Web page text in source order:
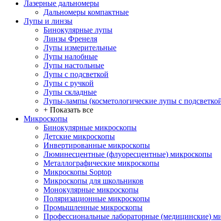
Лазерные дальномеры
Дальномеры компактные
Лупы и линзы
Бинокулярные лупы
Линзы Френеля
Лупы измерительные
Лупы налобные
Лупы настольные
Лупы с подсветкой
Лупы с ручкой
Лупы складные
Лупы-лампы (косметологические лупы с
+ Показать все
Микроскопы
Бинокулярные микроскопы
Детские микроскопы
Инвертированные микроскопы
Люминесцентные (флуоресцентные) микроскопы
Металлографические микроскопы
Микроскопы Soptop
Микроскопы для школьников
Монокулярные микроскопы
Поляризационные микроскопы
Промышленные микроскопы
Профессиональные лабораторные (медицинские)